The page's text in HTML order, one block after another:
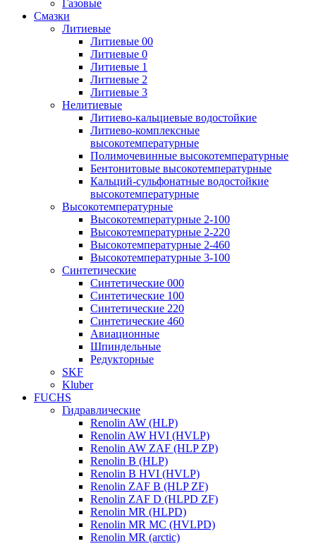
Газовые
Смазки
Литиевые
Литиевые 00
Литиевые 0
Литиевые 1
Литиевые 2
Литиевые 3
Нелитиевые
Литиево-кальциевые водостойкие
Литиево-комплексные
высокотемпературные
Полимочевинные высокотемпературные
Бентонитовые высокотемпературные
Кальций-сульфонатные водостойкие
высокотемпературные
Высокотемпературные
Высокотемпературные 2-100
Высокотемпературные 2-220
Высокотемпературные 2-460
Высокотемпературные 3-100
Синтетические
Синтетические 000
Синтетические 100
Синтетические 220
Синтетические 460
Авиационные
Шпиндельные
Редукторные
SKF
Kluber
FUCHS
Гидравлические
Renolin AW (HLP)
Renolin AW HVI (HVLP)
Renolin AW ZAF (HLP ZP)
Renolin B (HLP)
Renolin B HVI (HVLP)
Renolin ZAF B (HLP ZF)
Renolin ZAF D (HLPD ZF)
Renolin MR (HLPD)
Renolin MR MC (HVLPD)
Renolin MR (arctic)